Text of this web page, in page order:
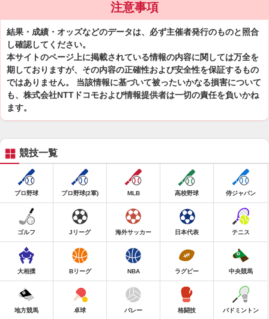
注意事項
結果・成績・オッズなどのデータは、必ず主催者発行のものと照合
し確認してください。
本サイトのページ上に掲載されている情報の内容に関しては万全を
期しておりますが、その内容の正確性および安全性を保証するもの
ではありません。 当該情報に基づいて被ったいかなる損害について
も、株式会社NTTドコモおよび情報提供者は一切の責任を負いかね
ます。
競技一覧
プロ野球 プロ野球(2軍) MLB 高校野球 侍ジャパン
ゴルフ Jリーグ 海外サッカー 日本代表 テニス
大相撲 Bリーグ NBA ラグビー 中央競馬
地方競馬 卓球 バレー 格闘技 バドミントン